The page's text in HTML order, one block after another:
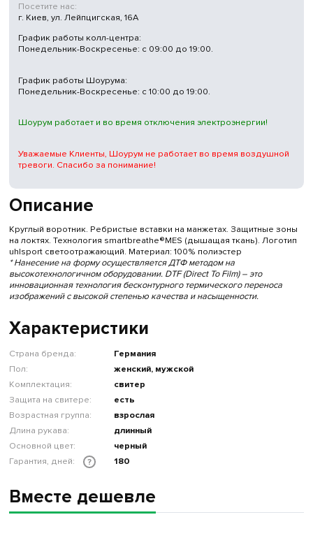
Описание
Круглый воротник. Ребристые вставки на манжетах. Защитные зоны
на локтях. Технология smartbreathe®MES (дышащая ткань). Логотип
uhlsport светоотражающий. Материал: 100% полиэстер
* Нанесение на форму осуществляется ДТФ методом на
высокотехнологичном оборудовании. DTF (Direct To Film) – это
инновационная технология бесконтурного термического переноса
изображений с высокой степенью качества и насыщенности.
Характеристики
Страна бренда:
Германия
Пол:
женский, мужской
Комплектация:
свитер
Защита на свитере:
есть
Возрастная группа:
взрослая
Длина рукава:
длинный
Основной цвет:
черный
Гарантия, дней:
? 180
Посетите нас:
г. Киев, ул. Лейпцигская, 16А
График работы колл-центра:
Понедельник-Воскресенье: с 09:00 до 19:00.
График работы Шоурума:
Понедельник-Воскресенье: с 10:00 до 19:00.
Шоурум работает и во время отключения электроэнергии!
Уважаемые Клиенты, Шоурум не работает во время воздушной
тревоги. Спасибо за понимание!
Вместе дешевле